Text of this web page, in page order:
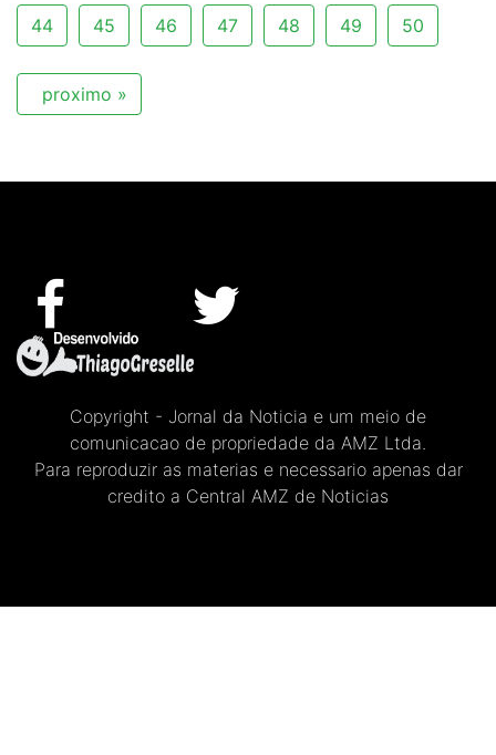
44 45 46 47 48 49 50
proximo »
Copyright - Jornal da Noticia e um meio de
comunicacao de propriedade da AMZ Ltda.
Para reproduzir as materias e necessario apenas dar
credito a Central AMZ de Noticias